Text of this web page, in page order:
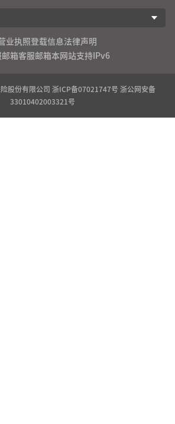
业执照登载信息法律声明
邮箱客服邮箱本网站支持IPv6
股份有限公司 浙ICP备07021747号 浙公网安备
33010402003321号